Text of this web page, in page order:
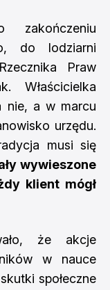
do lodziarni
Praw
Właścicielka
nie, a w marcu
urzędu.
musi się
wywieszone
klient mógł
że akcje
w nauce
społeczne